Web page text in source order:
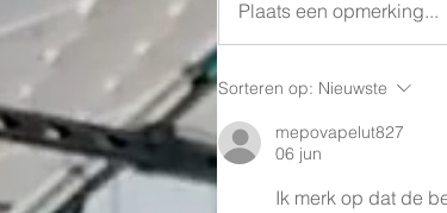
Realisatie Stal
Plaats een opmerking...
Sorteren op: Nieuwste
mepovapelut827
06 jun
Ik merk op dat de